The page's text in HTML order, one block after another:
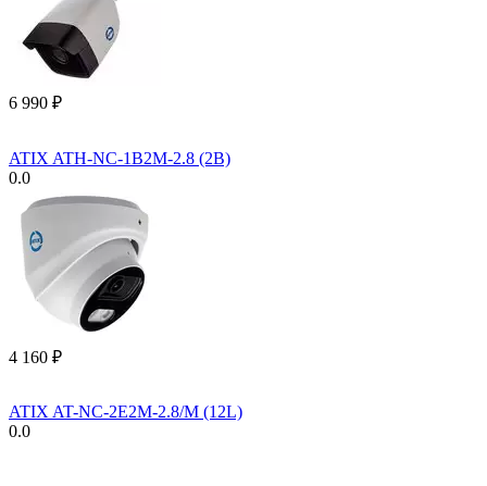
6 990 ₽
ATIX ATH-NC-1B2M-2.8 (2B)
0.0
4 160 ₽
ATIX AT-NC-2E2M-2.8/M (12L)
0.0